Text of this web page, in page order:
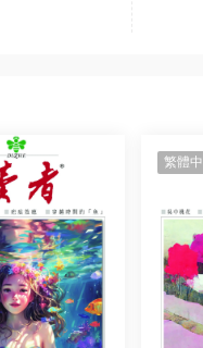
繁體